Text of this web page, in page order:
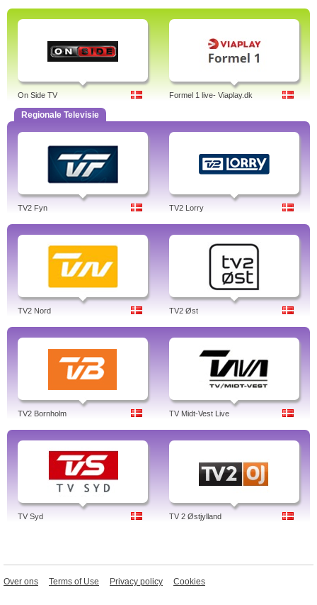
On Side TV Formel 1 live- Viaplay.dk
Regionale Televisie
TV2 Fyn TV2 Lorry
TV2 Nord TV2 Øst
TV2 Bornholm TV Midt-Vest Live
TV Syd TV 2 Østjylland
Over ons Terms of Use Privacy policy Cookies